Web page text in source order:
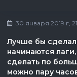
30 января 2019 г,
Лучше бы
начинаются
сделать по
можно пару